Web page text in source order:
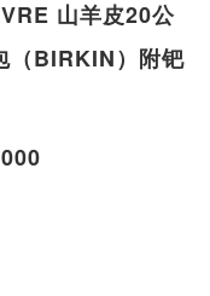
山羊皮20公
（BIRKIN）附钯